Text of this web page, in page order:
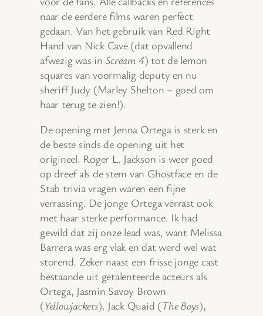
naar de eerdere films waren perfect
gedaan. Van het gebruik van Red Right
Hand van Nick Cave (dat opvallend
afwezig was inScream 4) tot de lemon
squares van voormalig deputy en nu
sheriff Judy (Marley Shelton – goed om
haar terug te zien!).
De opening met Jenna Ortega is sterk en
de beste sinds de opening uit het
origineel. Roger L. Jackson is weer goed
op dreef als de stem van Ghostface en de
Stab trivia vragen waren een fijne
verrassing. De jonge Ortega verrast ook
met haar sterke performance. Ik had
gewild dat zij onze lead was, want Melissa
Barrera was erg vlak en dat werd wel wat
storend. Zeker naast een frisse jonge cast
bestaande uit getalenteerde acteurs als
Ortega, Jasmin Savoy Brown
(Yellowjackets), Jack Quaid (The Boys),